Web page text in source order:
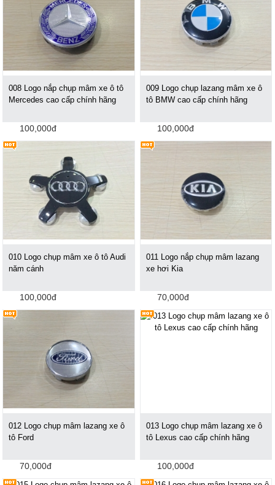
008 Logo nắp chụp mâm xe ô tô
Mercedes cao cấp chính hãng
100,000đ
009 Logo chụp lazang mâm xe ô
tô BMW cao cấp chính hãng
100,000đ
010 Logo chụp mâm xe ô tô Audi
năm cánh
100,000đ
011 Logo nắp chụp mâm lazang
xe hơi Kia
70,000đ
012 Logo chụp mâm lazang xe ô
tô Ford
70,000đ
013 Logo chụp mâm lazang xe ô
tô Lexus cao cấp chính hãng
100,000đ